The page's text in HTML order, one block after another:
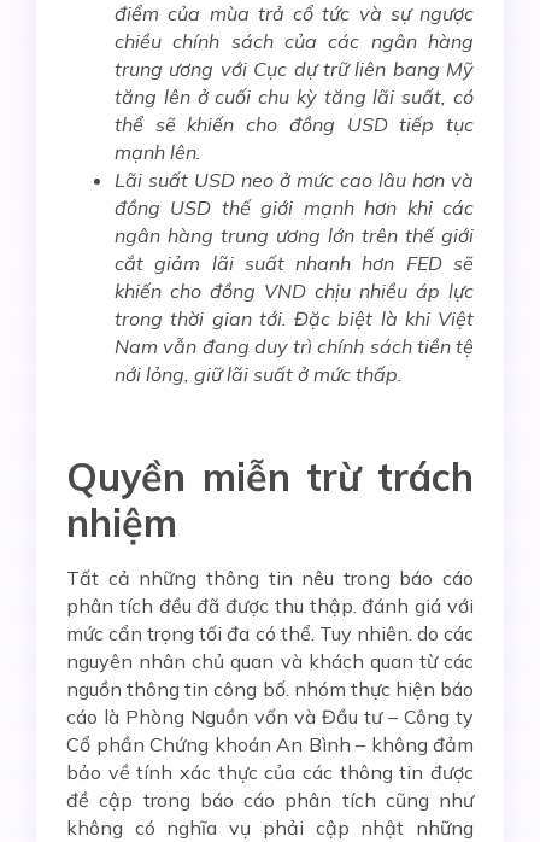
điểm của mùa trả cổ tức và sự ngược
chiều chính sách của các ngân hàng
trung ương với Cục dự trữ liên bang Mỹ
tăng lên ở cuối chu kỳ tăng lãi suất, có
thể sẽ khiến cho đồng USD tiếp tục
mạnh lên.
Lãi suất USD neo ở mức cao lâu hơn và
đồng USD thế giới mạnh hơn khi các
ngân hàng trung ương lớn trên thế giới
cắt giảm lãi suất nhanh hơn FED sẽ
khiến cho đồng VND chịu nhiều áp lực
trong thời gian tới. Đặc biệt là khi Việt
Nam vẫn đang duy trì chính sách tiền tệ
nới lỏng, giữ lãi suất ở mức thấp.
Quyền miễn trừ trách
nhiệm
Tất cả những thông tin nêu trong báo cáo
phân tích đều đã được thu thập. đánh giá với
mức cẩn trọng tối đa có thể. Tuy nhiên. do các
nguyên nhân chủ quan và khách quan từ các
nguồn thông tin công bố. nhóm thực hiện báo
cáo là Phòng Nguồn vốn và Đầu tư – Công ty
Cổ phần Chứng khoán An Bình – không đảm
bảo về tính xác thực của các thông tin được
đề cập trong báo cáo phân tích cũng như
không có nghĩa vụ phải cập nhật những